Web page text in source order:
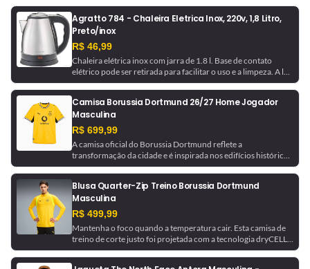
Agratto 784 - Chaleira Eletrica Inox, 220v, 1,8 Litro,
Preto/inox
R$ 46,99
Chaleira elétrica inox com jarra de 1.8 l. Base de contato
elétrico pode ser retirada para facilitar o uso e a limpeza. A luz
indicadora avisa quando a chaleira está em funcionamento e
Camisa Borussia Dortmund 26/27 Home Jogador
Masculina
R$ 699,99
A camisa oficial do Borussia Dortmund reflete a
transformação da cidade e é inspirada nos edifícios históricos
que ajudaram a moldá-la. Com tecnologia de gerenciamento
usado pela equipe.
Blusa Quarter-Zip Treino Borussia Dortmund
Masculina
R$ 499,99
Mantenha o foco quando a temperatura cair. Esta camisa de
treino de corte justo foi projetada com a tecnologia dryCELL,
que absorve a umidade para ajudar a manter você seco. Ela é